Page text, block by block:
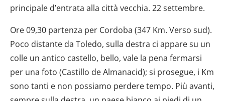
principale d’entrata alla città vecchia. 22 settembre.
Ore 09,30 partenza per Cordoba (347 Km. Verso sud).
Poco distante da Toledo, sulla destra ci appare su un
colle un antico castello, bello, vale la pena fermarsi
per una foto (Castillo de Almanacid); si prosegue, i Km
sono tanti e non possiamo perdere tempo. Più avanti,